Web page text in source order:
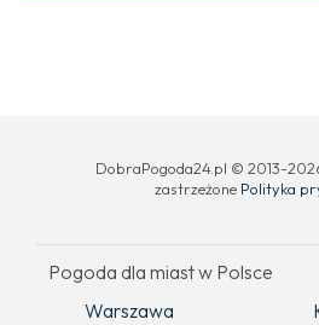
DobraPogoda24.pl © 2013-
zastrzeżone Polityka
Pogoda dla miast w Polsce
Warszawa